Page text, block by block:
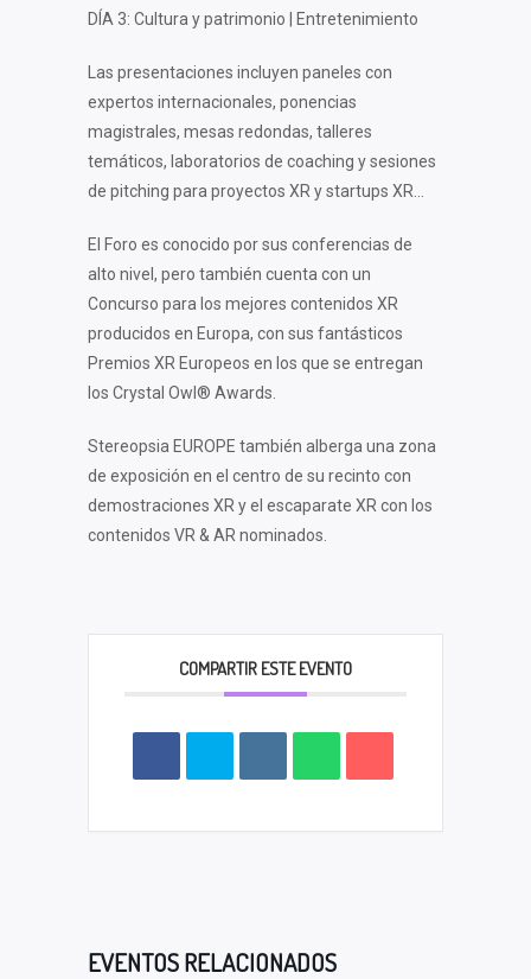
DÍA 3: Cultura y patrimonio | Entretenimiento
Las presentaciones incluyen paneles con
expertos internacionales, ponencias
magistrales, mesas redondas, talleres
temáticos, laboratorios de coaching y sesiones
de pitching para proyectos XR y startups XR…
El Foro es conocido por sus conferencias de
alto nivel, pero también cuenta con un
Concurso para los mejores contenidos XR
producidos en Europa, con sus fantásticos
Premios XR Europeos en los que se entregan
los Crystal Owl® Awards.
Stereopsia EUROPE también alberga una zona
de exposición en el centro de su recinto con
demostraciones XR y el escaparate XR con los
contenidos VR & AR nominados.
COMPARTIR ESTE EVENTO
EVENTOS RELACIONADOS